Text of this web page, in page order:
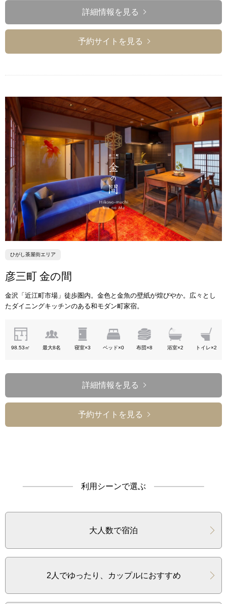
詳細情報を見る
予約サイトを見る
ひがし茶屋街エリア
彦三町 金の間
金沢「近江町市場」徒歩圏内。金色と金魚の壁紙が煌びやか。広々とし
たダイニングキッチンのある和モダン町家宿。
98.53㎡ 最大8名 寝室×3 ベッド×0 布団×8 浴室×2 トイレ×2
詳細情報を見る
予約サイトを見る
利用シーンで選ぶ
大人数で宿泊
2人でゆったり、カップルにおすすめ